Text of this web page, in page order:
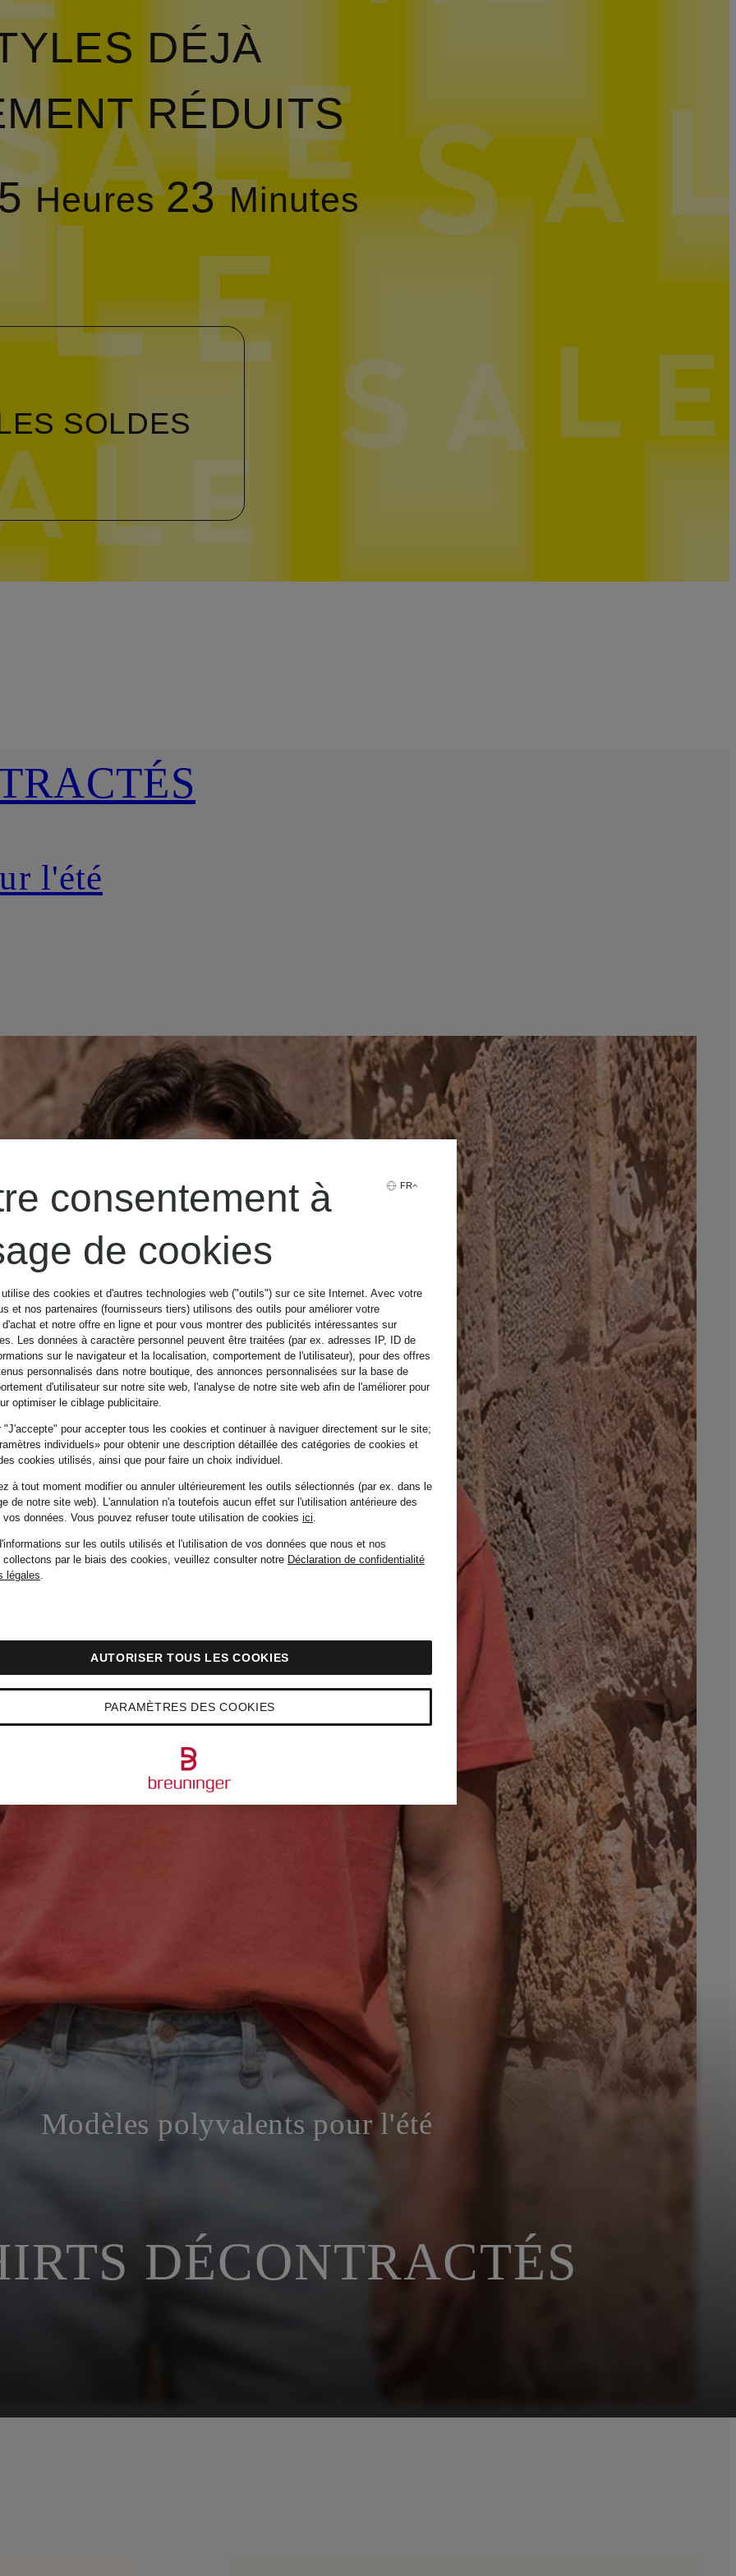
DÉJÀ
RÉDUITS
Heures23Minutes
SOLDES
l'été
Modèles polyvalents pour l'été
DÉCONTRACTÉS
FR
consentement à
de cookies
utilise des cookies et d'autres technologies web ("outils") sur ce site Internet. Avec votre
et nos partenaires (fournisseurs tiers) utilisons des outils pour améliorer votre
et notre offre en ligne et pour vous montrer des publicités intéressantes sur
Les données à caractère personnel peuvent être traitées (par ex. adresses IP, ID de
sur le navigateur et la localisation, comportement de l'utilisateur), pour des offres
personnalisés dans notre boutique, des annonces personnalisées sur la base de
d'utilisateur sur notre site web, l'analyse de notre site web afin de l'améliorer pour
optimiser le ciblage publicitaire.
"J'accepte" pour accepter tous les cookies et continuer à naviguer directement sur le site;
individuels» pour obtenir une description détaillée des catégories de cookies et
cookies utilisés, ainsi que pour faire un choix individuel.
à tout moment modifier ou annuler ultérieurement les outils sélectionnés (par ex. dans le
de notre site web). L'annulation n'a toutefois aucun effet sur l'utilisation antérieure des
données. Vous pouvez refuser toute utilisation de cookies ici.
sur les outils utilisés et l'utilisation de vos données que nous et nos
collectons par le biais des cookies, veuillez consulter notre Déclaration de confidentialité
légales.
PARAMÈTRES DES COOKIES
AUTORISER TOUS LES COOKIES